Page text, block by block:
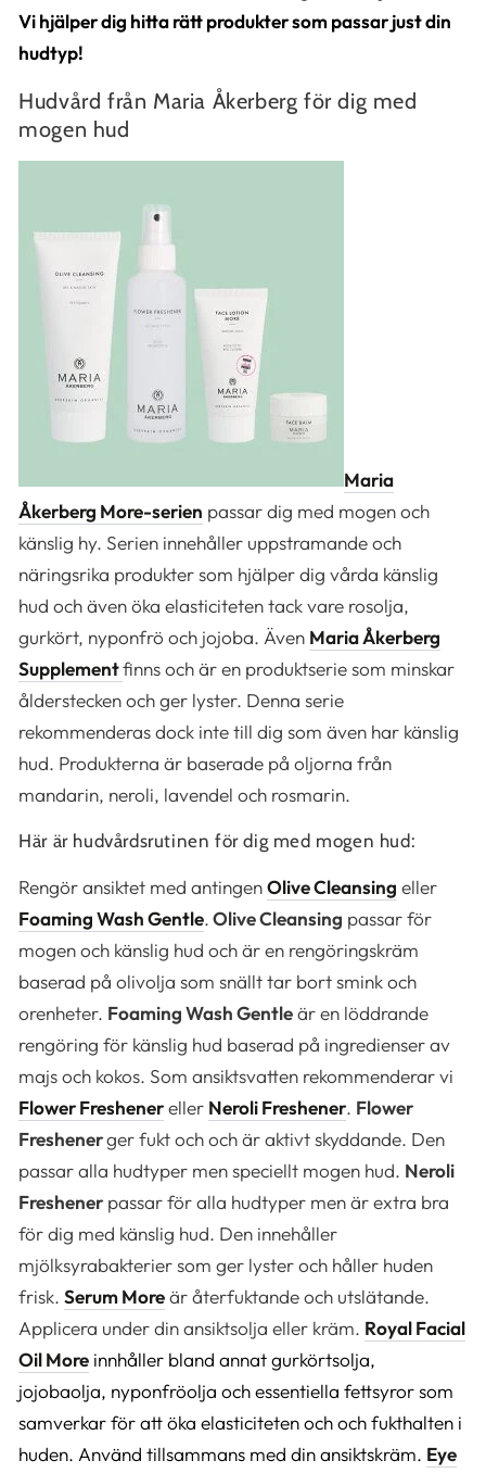
Vi hjälper dig hittarätt produkter som passar just din
hudtyp!
Hudvård från Maria Åkerberg för dig med
mogen hud
Maria
Åkerberg More-serien passar dig med mogen och
känslig hy. Serien innehåller uppstramande och
näringsrika produkter som hjälper dig vårda känslig
hud och även öka elasticiteten tack vare rosolja,
gurkört, nyponfrö och jojoba. Även Maria Åkerberg
Supplementfinns och är en produktserie som minskar
ålderstecken och ger lyster. Denna serie
rekommenderas dock inte till dig som även har känslig
hud. Produkterna är baserade på oljorna från
mandarin, neroli, lavendel och rosmarin.
Här är hudvårdsrutinen för dig med mogen hud:
Rengör ansiktet med antingenOlive Cleansing eller
Foaming Wash Gentle.Olive Cleansing passar för
mogen och känslig hud och är en rengöringskräm
baserad på olivolja som snällt tar bort smink och
orenheter. Foaming Wash Gentleär en löddrande
rengöring för känslig hud baserad på ingredienser av
majs och kokos. Som ansiktsvatten rekommenderar vi
Flower Freshenereller Neroli Freshener. Flower
Freshenerger fukt och och är aktivt skyddande. Den
passar alla hudtyper men speciellt mogen hud. Neroli
Freshenerpassar för alla hudtyper men är extra bra
för dig med känslig hud. Den innehåller
mjölksyrabakterier som ger lyster och håller huden
frisk.Serum Moreär återfuktande och utslätande.
Applicera under din ansiktsolja eller kräm. Royal Facial
Oil More innhåller bland annat gurkörtsolja,
jojobaolja, nyponfröolja och essentiella fettsyror som
samverkar för att öka elasticiteten och och fukthalten i
huden. Använd tillsammans med din ansiktskräm. Eye